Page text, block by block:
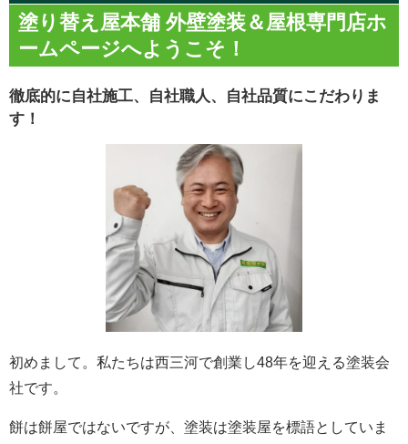
塗り替え屋本舗 外壁塗装＆屋根専門店ホ
ームページへようこそ！
徹底的に自社施工、自社職人、自社品質にこだわりま
す！
初めまして。私たちは西三河で創業し48年を迎える塗装会
社です。
餅は餅屋ではないですが、塗装は塗装屋を標語としていま